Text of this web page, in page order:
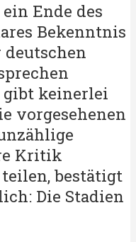
Ende des
Bekenntnis
gibt keinerlei
vorgesehenen
Kritik
bestätigt
Die Stadien